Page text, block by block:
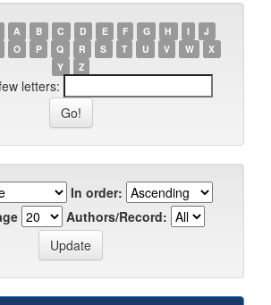
A B C D E F G H I
J
O P Q R S T U V W
X
Y
Z
letters:
In order:
Authors/Record: